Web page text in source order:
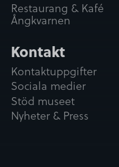
Restaurang & Kafé
Ångkvarnen
Kontakt
Kontaktuppgifter
Sociala medier
Stöd museet
Nyheter & Press